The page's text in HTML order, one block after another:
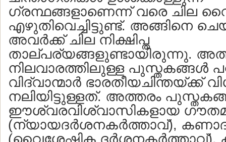
ഗ്രന്ഥങ്ങളാണെന്ന് വരെ ചില
എഴുതിവെച്ചിട്ടുണ്ട്. അങ്ങിനെ
അവര്‍ക്ക് ചില നിക്ഷിപ്ത
താല്പര്യങ്ങളുണ്ടായിരുന്നു.
നിലവാരത്തിലുള്ള പുസ്തകങ്ങള്‍
വിദ്വാന്മാര്‍ ഭാരതീയചിന്തയ്ക്ക്
നലിയിട്ടുള്ളത്. അത്തരം
ഈശ്വരവിശ്വാസികളായ
(ന്യായദര്‍ശനകര്‍ത്താവ്),